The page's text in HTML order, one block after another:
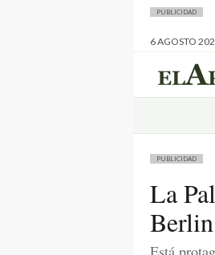
PUBLICIDAD
6 AGOSTO
PUBLICIDAD
La
Está